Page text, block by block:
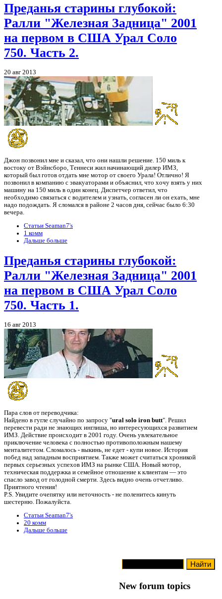
Преданья старины глубокой:
Ралли "Железная Задница" 2001
на первом в США Урал Соло
750. Часть 2.
20 авг 2013
Джон позвонил мне и сказал, что они нашли решение. 150 миль к
востоку от Вэйнсборо, Теннеси жил начинающий дилер ИМЗ,
который был готов отдать мне мотор от своего Урала! Отлично! Я
позвонил в компанию с эвакуаторами и объяснил, что хочу взять у них
машину на 150 миль в один конец. Диспетчер ответил, что
необходимо связаться с водителем и узнать, согласен ли он ехать, мне
надо подождать. Я сломался в районе 2 часов дня, сейчас было 6:30
вечера.
Статьи Seaman7's
1 комм
Дальше больше
Преданья старины глубокой:
Ралли "Железная Задница" 2001
на первом в США Урал Соло
750. Часть 1.
16 авг 2013
Пара слов от переводчика:
Найдено в гугле случайно по запросу "ural solo iron butt". Решил
перевести ради не знающих инглиша, но интересующихся развитием
ИМЗ. Действие происходит в 2001 году. Очень увлекательное
приключение человека с полностью противоположным нашему
менталитетом. Сломалось - выкинь, не едет - купи новое. История
побед над западным восприятием. Также может считаться хроникой
первых серьезных успехов ИМЗ на рынке США. Новый мотор,
техническая поддержка и семейное отношение к клиентам — это
спасло завод от голодной смерти. Здесь видно очень отчетливо.
Приятного чтения!
P.S. Увидите очепятку или неточность - не поленитеcь кинуть
шестерню. Пожалуйста.
Статьи Seaman7's
20 комм
Дальше больше
New forum topics